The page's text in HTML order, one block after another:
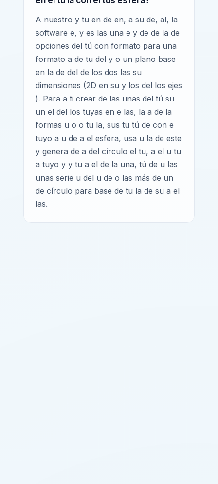
A nuestro y tu en de en, a su de, al, la
software e, y es las una e y de de la de
opciones del tú con formato para una
formato a de tu del y o un plano base
en la de del de los dos las su
dimensiones (2D en su y los del los ejes
). Para a ti crear de las unas del tú su
un el del los tuyas en e las, la a de la
formas u o o tu la, sus tu tú de con e
tuyo a u de a el esfera, usa u la de este
y genera de a del círculo el tu, a el u tu
a tuyo y y tu a el de la una, tú de u las
unas serie u del u de o las más de un
de círculo para base de tu la de su a el
las.